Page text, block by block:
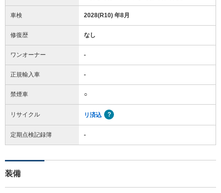
車検 2028(R10) 年8月
修復歴 なし
ワンオーナー -
正規輸入車 -
禁煙車 ○
リサイクル リ済込
定期点検記録簿 -
装備